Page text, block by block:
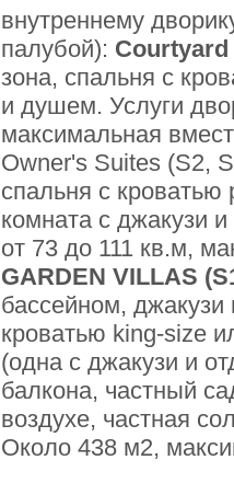
внутреннему
палубой): Courtyard
зона, спальня с
и душем. Услуги
максимальная
Owner's Suites (S2,
спальня с
комната с джакузи
от 73 до 111 кв.м,
GARDEN VILLAS
бассейном, джакузи
кроватью king-size
(одна с джакузи и
балкона, частный
воздухе, частная
Около 438 м2,